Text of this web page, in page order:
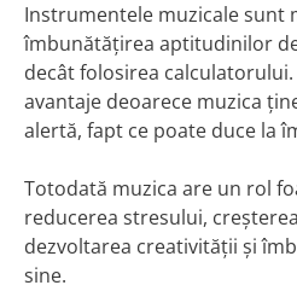
Instrumentele muzicale sunt
îmbunătățirea aptitudinilor
decât folosirea
avantaje deoarece muzica
alertă, fapt ce poate duce la
Totodată muzica are un rol
reducerea stresului,
dezvoltarea creativității și
sine.